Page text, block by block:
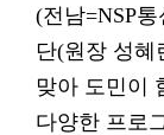
(전남=NSP
단(원장 성혜
맞아 도민이
다양한 프로